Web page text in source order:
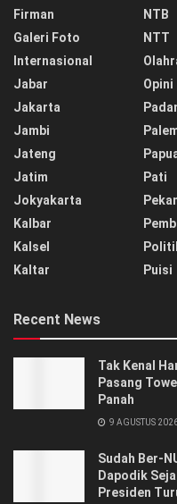
Firman
Galeri Foto
Internasional
Jabar
Jakarta
Jambi
Jateng
Jatim
Jokyakarta
Kalbar
Kalsel
Kaltar
NTB
NTT
Opini
Pati
Puisi
Recent News
Tak Kenal
Pasang
Panah
9 AGUSTUS
Sudah Ber-
Dapodik
Presiden